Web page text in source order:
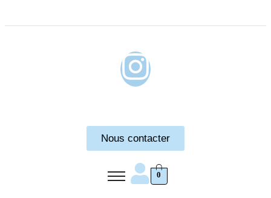
Nous contacter
0